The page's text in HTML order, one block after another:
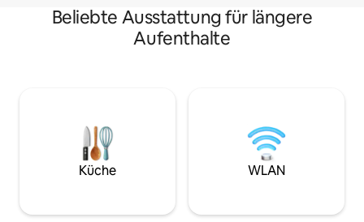
Beliebte Ausstattung für längere
Aufenthalte
Küche WLAN